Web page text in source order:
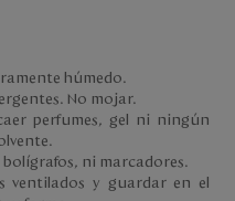
húmedo.
No mojar.
perfumes, gel ni ningún
ni marcadores.
ventilados y guardar en el